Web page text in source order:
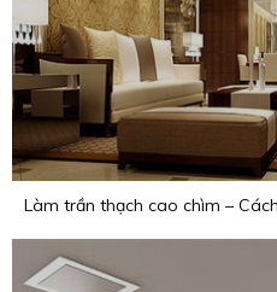
Làm trần thạch cao chìm –